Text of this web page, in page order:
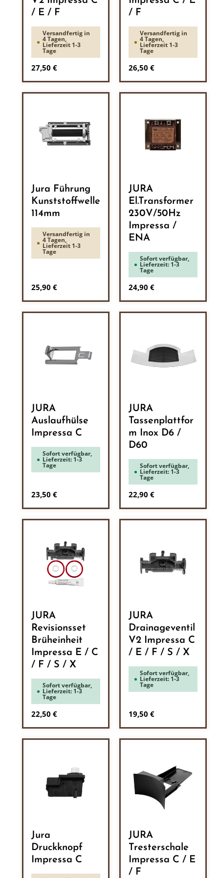
/ E / F
Versandfertig in
4 Tagen,
Lieferzeit 1-3
Tage
Regulärer Preis:
27,50 €
/ F
Versandfertig in
4 Tagen,
Lieferzeit 1-3
Tage
Regulärer Preis:
26,50 €
Jura Führung
Kunststoffwelle
114mm
Versandfertig in
4 Tagen,
Lieferzeit 1-3
Tage
Regulärer Preis:
25,90 €
JURA
El.Transformer
230V/50Hz
Impressa /
ENA
Sofort verfügbar,
Lieferzeit: 1-3
Tage
Regulärer Preis:
24,90 €
JURA
Auslaufhülse
Impressa C
Sofort verfügbar,
Lieferzeit: 1-3
Tage
Regulärer Preis:
23,50 €
JURA
Tassenplattfor
m Inox D6 /
D60
Sofort verfügbar,
Lieferzeit: 1-3
Tage
Regulärer Preis:
22,90 €
JURA
Revisionsset
Brüheinheit
Impressa E / C
/ F / S / X
Sofort verfügbar,
Lieferzeit: 1-3
Tage
Regulärer Preis:
22,50 €
JURA
Drainageventil
V2 Impressa C
/ E / F / S / X
Sofort verfügbar,
Lieferzeit: 1-3
Tage
Regulärer Preis:
19,50 €
Jura
Druckknopf
Impressa C
JURA
Tresterschale
Impressa C / E
/ F